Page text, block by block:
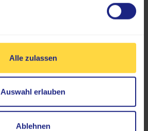
Alle zulassen
Auswahl erlauben
Ablehnen
konsiliarische Beratung
bzw. eine Zweitmeinung
– zwischen 86,62 € und
133,45 € und berechnen
GOÄ-Analogbewertung